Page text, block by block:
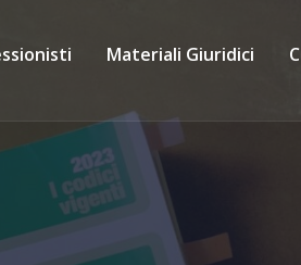
Materiali Giuridici